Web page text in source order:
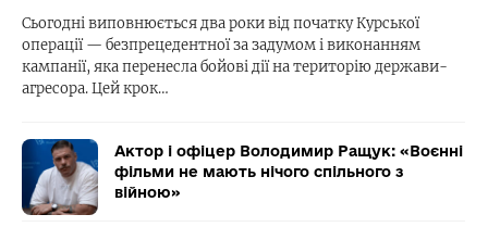
Сьогодні виповнюється два роки від початку Курської
операції — безпрецедентної за задумом і виконанням
кампанії, яка перенесла бойові дії на територію держави-
агресора. Цей крок…
Актор і офіцер Володимир Ращук: «Воєнні
фільми не мають нічого спільного з
війною»